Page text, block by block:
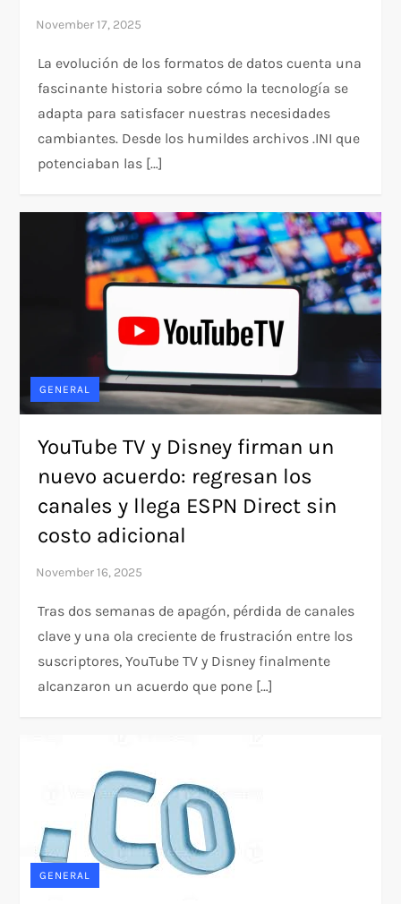
La evolución de los formatos de datos cuenta una
fascinante historia sobre cómo la tecnología se
adapta para satisfacer nuestras necesidades
cambiantes. Desde los humildes archivos .INI que
potenciaban las […]
GENERAL
YouTube TV y Disney firman un
nuevo acuerdo: regresan los
canales y llega ESPN Direct sin
costo adicional
Tras dos semanas de apagón, pérdida de canales
clave y una ola creciente de frustración entre los
suscriptores, YouTube TV y Disney finalmente
alcanzaron un acuerdo que pone […]
GENERAL